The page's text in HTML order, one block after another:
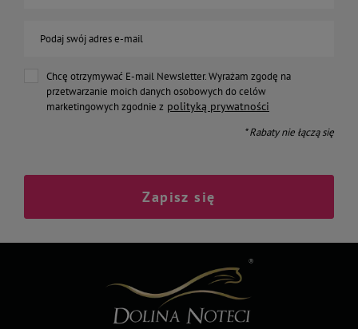
Podaj swój adres e-mail
Chcę otrzymywać E-mail Newsletter. Wyrażam zgodę na
przetwarzanie moich danych osobowych do celów
marketingowych zgodnie z polityką prywatności
* Rabaty nie łączą się
Zapisz się